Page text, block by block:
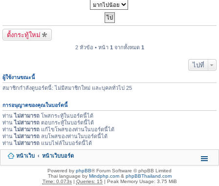
ตั้งกระทู้ใหม่
2 หัวข้อ • หน้า 1 จากทั้งหมด 1
ไปที่
ผู้ใช้งานขณะนี้
สมาชิกกำลังดูบอร์ดนี้: ไม่มีสมาชิกใหม่ และบุคลทั่วไป 25
การอนุญาตของคุณในบอร์ดนี้
ท่านไม่สามารถ โพสกระทู้ในบอร์ดนี้ได้
ท่านไม่สามารถ ตอบกระทู้ในบอร์ดนี้ได้
ท่านไม่สามารถ แก้ไขโพสของท่านในบอร์ดนี้ได้
ท่านไม่สามารถ ลบโพสของท่านในบอร์ดนี้ได้
ท่านไม่สามารถ แนบไฟล์ในบอร์ดนี้ได้
หน้าเว็บ หน้าเว็บบอร์ด
Powered by phpBB® Forum Software © phpBB Limited
Thai language by Mindphp.com& phpBBThailand.com
Time: 0.073s| Queries: 15 | Peak Memory Usage: 3.75 MiB